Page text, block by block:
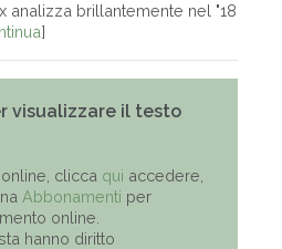
analizza brillantemente nel "18
]
visualizzare il testo
clicca qui accedere,
Abbonamenti per
online.
hanno diritto